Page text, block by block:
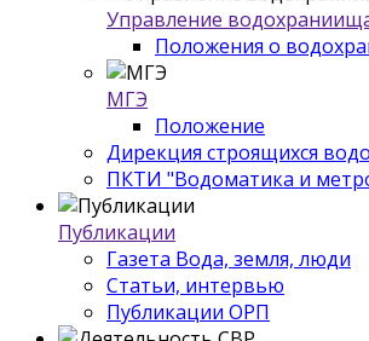
Управление
Положения о
МГЭ
Положение
Дирекция строящихся
ПКТИ "Водоматика и
Публикации
Газета Вода, земля, люди
Статьи, интервью
Публикации ОРП